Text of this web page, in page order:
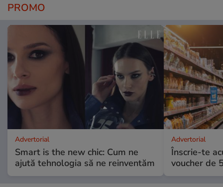
PROMO
Advertorial
Smart is the new chic: Cum ne
ajută tehnologia să ne reinventăm
Advertorial
Înscrie-te
voucher de